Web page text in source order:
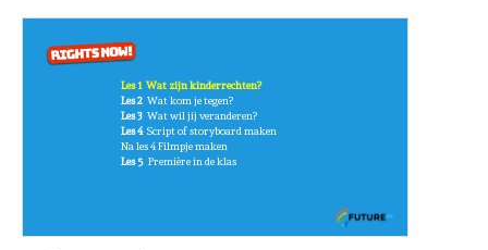
Les 1 Wat zijn kinderrechten?
Les 2Wat kom je tegen?
Les 3 Wat wil jij veranderen?
Les 4Script of storyboard maken
Na les 4 Filmpje maken
Les 5 Première in de klas